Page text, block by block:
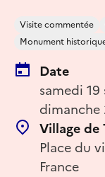
Visite commentée
Monument
Date
samedi
dimanche
Village de
Place du
France